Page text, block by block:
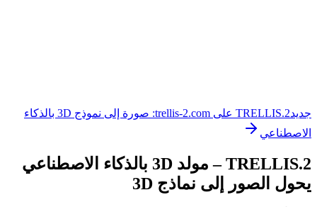
جديد
TRELLIS.2 على trellis-2.com: صورة إلى نموذج 3D بالذكاء
الاصطناعي
TRELLIS.2
– مولد 3D بالذكاء الاصطناعي
يحول الصور إلى نماذج 3D